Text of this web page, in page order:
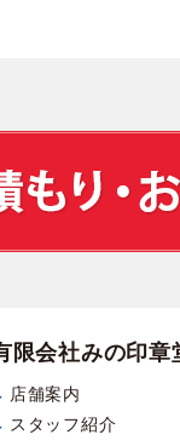
限会社みの印章
店舗案内
スタッフ紹介